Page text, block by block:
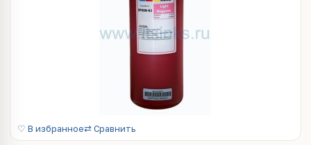
♡ В избранное⇄ Сравнить